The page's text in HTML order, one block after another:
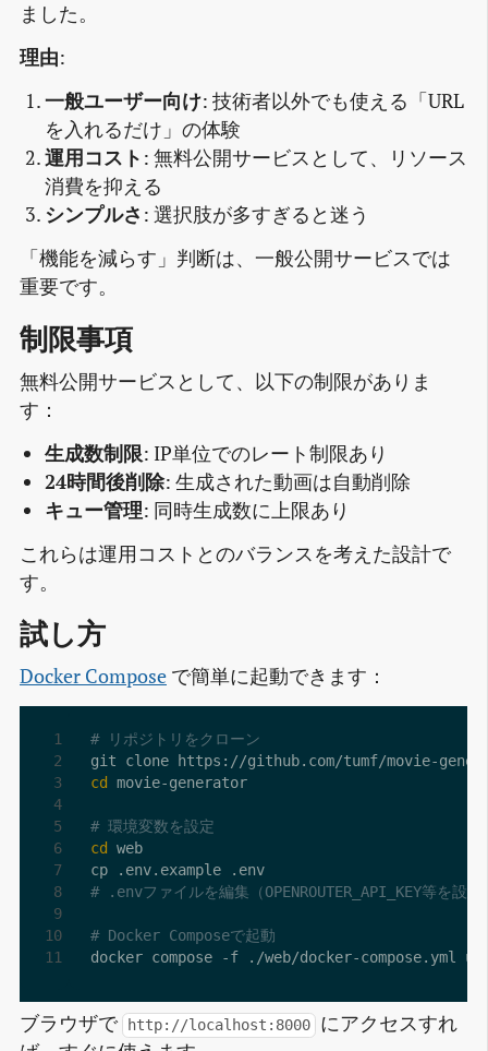
ました。
理由:
一般ユーザー向け: 技術者以外でも使える「URL
を入れるだけ」の体験
運用コスト : 無料公開サービスとして、リソース
消費を抑える
シンプルさ : 選択肢が多すぎると迷う
「機能を減らす」判断は、一般公開サービスでは
重要です。
制限事項
無料公開サービスとして、以下の制限がありま
す：
生成数制限: IP単位でのレート制限あり
24時間後削除: 生成された動画は自動削除
キュー管理: 同時生成数に上限あり
これらは運用コストとのバランスを考えた設計で
す。
試し方
Docker Compose で簡単に起動できます：
1
4
6
7
8
9
10
11
# リポジトリをクローン
cd
# 環境変数を設定
cd
# .envファイルを編集（OPENROUTER_API_KEY等を設定
# Docker Composeで起動
ブラウザで http://localhost:8000
にアクセスすれ